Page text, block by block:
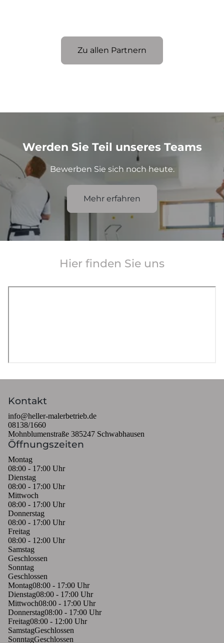
Zu allen Partnern
Werden Sie Teil unseres Teams
Bewerben Sie sich noch heute.
Mehr erfahren
Hier finden Sie uns
Kontakt
info@heller-malerbetrieb.de
08138/1660
Mohnblumenstraße 385247 Schwabhausen
Öffnungszeiten
Montag
08:00 - 17:00 Uhr
Dienstag
08:00 - 17:00 Uhr
Mittwoch
08:00 - 17:00 Uhr
Donnerstag
08:00 - 17:00 Uhr
Freitag
08:00 - 12:00 Uhr
Samstag
Geschlossen
Sonntag
Geschlossen
Montag08:00 - 17:00 Uhr
Dienstag08:00 - 17:00 Uhr
Mittwoch08:00 - 17:00 Uhr
Donnerstag08:00 - 17:00 Uhr
Freitag08:00 - 12:00 Uhr
SamstagGeschlossen
SonntagGeschlossen